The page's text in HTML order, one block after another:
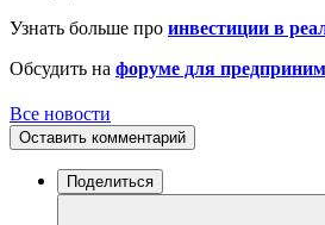
Узнать больше про инвестиции в
Обсудить на форуме для
Все новости
Оставить комментарий
Поделиться